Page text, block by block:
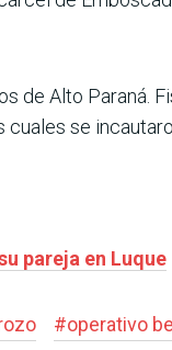
de Alto Paraná.
se
pareja en Luque
#operativo